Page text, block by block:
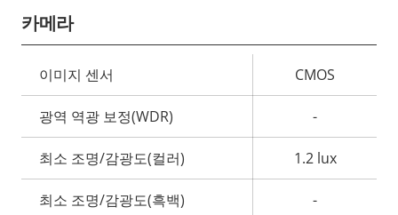
카메라
속
성
설
명
속
성
값
이미지 센서 CMOS
광역 역광 보정(WDR) -
최소 조명/감광도(컬러) 1.2 lux
최소 조명/감광도(흑백) -